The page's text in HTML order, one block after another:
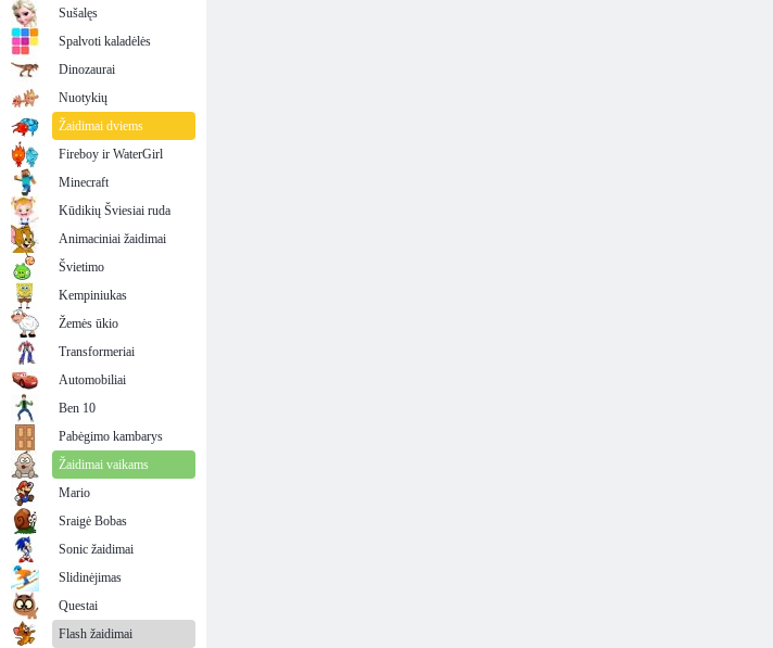
Sušalęs
Spalvoti kaladėlės
Dinozaurai
Nuotykių
Žaidimai dviems
Fireboy ir WaterGirl
Minecraft
Kūdikių Šviesiai ruda
Animaciniai žaidimai
Švietimo
Kempiniukas
Žemės ūkio
Transformeriai
Automobiliai
Ben 10
Pabėgimo kambarys
Žaidimai vaikams
Mario
Sraigė Bobas
Sonic žaidimai
Slidinėjimas
Questai
Flash žaidimai